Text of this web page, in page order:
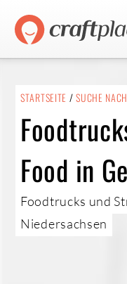
STARTSEITE /SUCHE
Food in
Foodtrucks und
Niedersachsen